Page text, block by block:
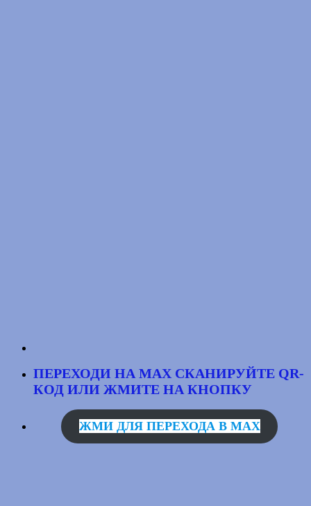
ПЕРЕХОДИ НА MAX СКАНИРУЙТЕ QR-
КОД ИЛИ ЖМИТЕ НА КНОПКУ
ЖМИ ДЛЯ ПЕРЕХОДА В MAX